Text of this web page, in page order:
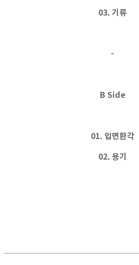
03. 기류
-
B Side
01. 입면환각
02. 용기